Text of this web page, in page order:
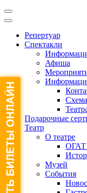
Репертуар
Спектакли
Афиша
Подарочные
Театр
О театре
ОГАТ
Музей
События